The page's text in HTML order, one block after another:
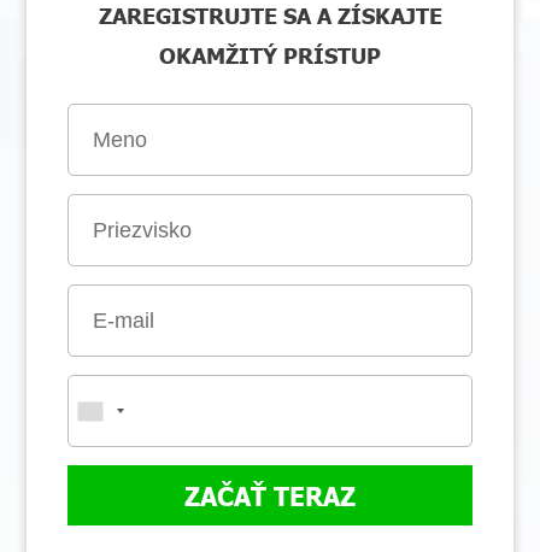
ZAREGISTRUJTE SA A ZÍSKAJTE
OKAMŽITÝ PRÍSTUP
ZAČAŤ TERAZ